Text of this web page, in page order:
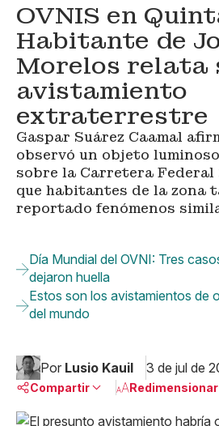
OVNIS en
Habitante de
Morelos relata
avistamiento
extraterrestre
Gaspar Suárez Caamal
observó un objeto
sobre la Carretera Federal
que habitantes de la zona
reportado fenómenos
Día Mundial del OVNI: Tres
dejaron huella
Estos son los avistamientos de
del mundo
Por Lusio Kauil 3 de jul de
Compartir